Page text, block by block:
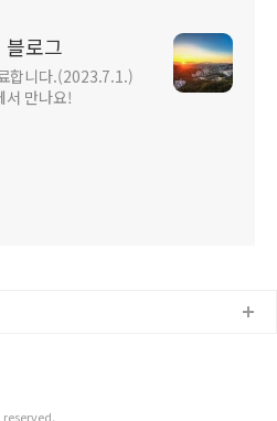
로그
합니다.(2023.7.1.)
서 만나요!